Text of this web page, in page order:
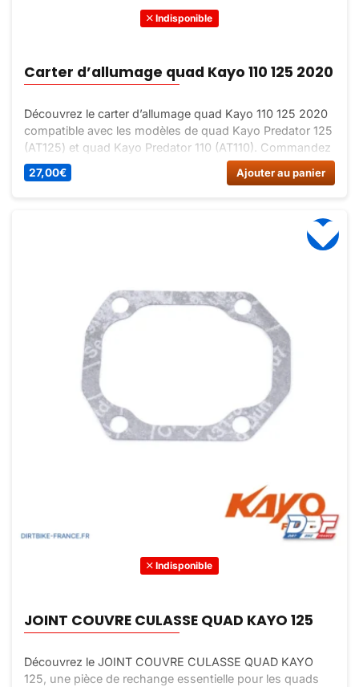
Indisponible
Carter d’allumage quad Kayo 110 125 2020
Découvrez le carter d’allumage quad Kayo 110 125 2020
compatible avec les modèles de quad Kayo Predator 125
(AT125) et quad Kayo Predator 110 (AT110). Commandez
dès maintenant et profitez d’une livraison rapide sur Dirt
Bike France.
27,00€ Ajouter au panier
Indisponible
JOINT COUVRE CULASSE QUAD KAYO 125
Découvrez le JOINT COUVRE CULASSE QUAD KAYO
125, une pièce de rechange essentielle pour les quads